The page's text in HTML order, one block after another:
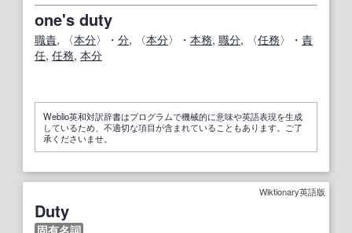
one's duty
職責, 〈本分〉・ 分, 〈本分〉・ 本務, 職分, 〈任務〉・ 責
任, 任務, 本分
Weblio英和対訳辞書はプログラムで機械的に意味や英語表現を生成
しているため、不適切な項目が含まれていることもあります。ご了
承くださいませ。
Wiktionary英語版
Duty
固有名詞